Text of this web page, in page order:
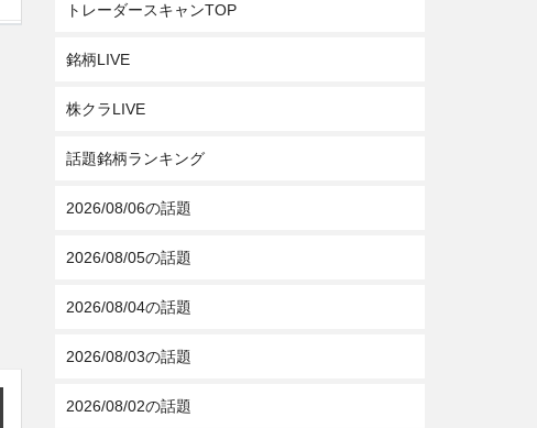
トレーダースキャンTOP
銘柄LIVE
株クラLIVE
話題銘柄ランキング
2026/08/06の話題
2026/08/05の話題
2026/08/04の話題
2026/08/03の話題
2026/08/02の話題